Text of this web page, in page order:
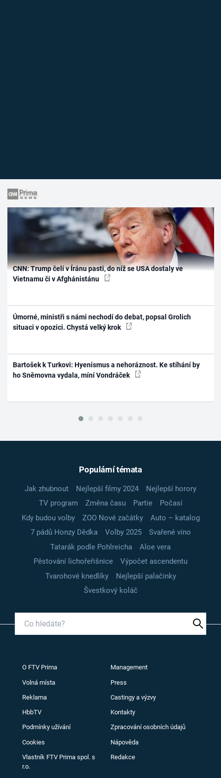
CNN: Trump čelí v Íránu pasti, do níž se USA dostaly ve
Vietnamu či v Afghánistánu
Úmorné, ministři s námi nechodí do debat, popsal Grolich
situaci v opozici. Chystá velký krok
Bartošek k Turkovi: Hyenismus a nehoráznost. Ke stíhání by
ho Sněmovna vydala, míní Vondráček
Populární témata
Jak zhubnout Nejlepší filmy 2024
Nejlepší horory
TV program
Změna času Partie
Počasí
Kdy budou volby
ZOO Nové začátky
Auto – katalog
7 pádů Honzy Dědka
Volby 2025
Svařené víno
Tatarák podle Pohlreicha
Aloe vera
Pěstování lichořeřišnice
Výpočet ascendentu
Tvarohové knedlíky
Nejlepší palačinky
Švestkový koláč
O FTV Prima Management
Volná místa Press
Reklama Castingy a výzvy
HbbTV Kontakty
Podmínky užívání Zpracování osobních údajů
Cookies Nápověda
Vlastník FTV Prima spol. s
r.o.
Redakce